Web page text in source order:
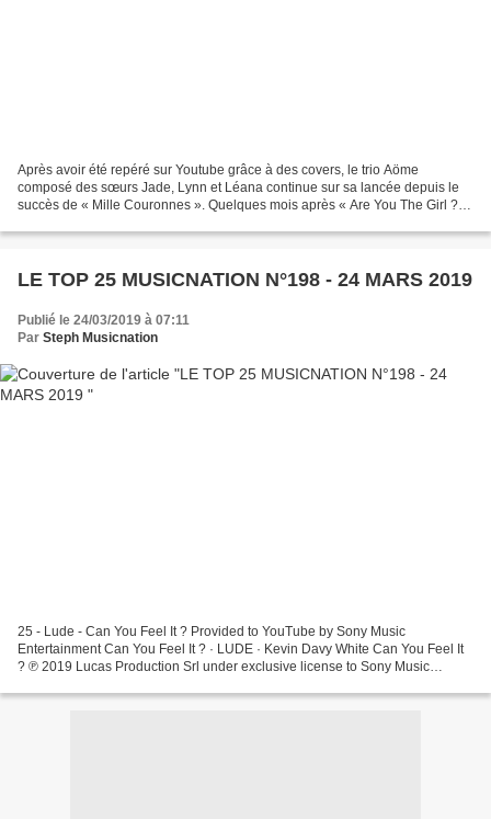
Après avoir été repéré sur Youtube grâce à des covers, le trio Aöme
composé des sœurs Jade, Lynn et Léana continue sur sa lancée depuis le
succès de « Mille Couronnes ». Quelques mois après « Are You The Girl ? »,
LE TOP 25 MUSICNATION N°198 - 24 MARS 2019
Publié le 24/03/2019 à 07:11
Par Steph Musicnation
25 - Lude - Can You Feel It ? Provided to YouTube by Sony Music
Entertainment Can You Feel It ? · LUDE · Kevin Davy White Can You Feel It
? ℗ 2019 Lucas Production Srl under exclusive license to Sony Music